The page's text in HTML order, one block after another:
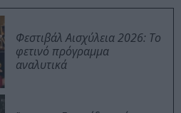
Φεστιβάλ Αισχύλεια 2026: Το
φετινό πρόγραμμα
αναλυτικά